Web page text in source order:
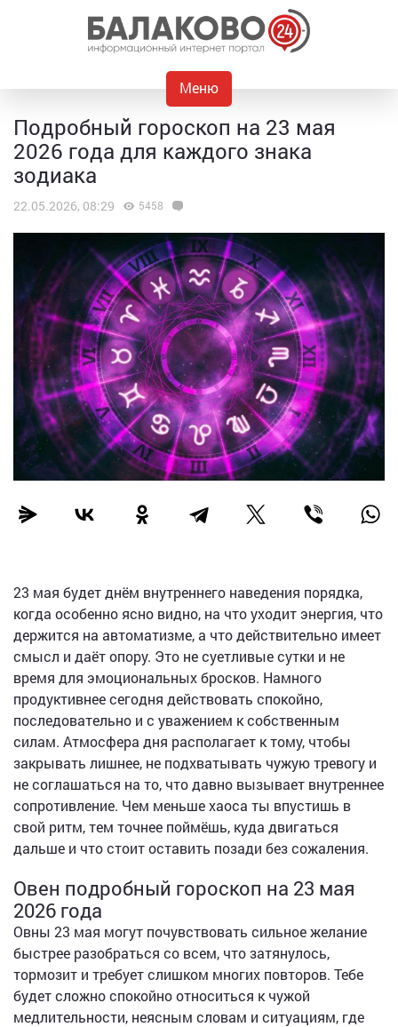
Меню
Подробный гороскоп на 23 мая
2026 года для каждого знака
зодиака
22.05.2026, 08:29 5458
23 мая будет днём внутреннего наведения порядка,
когда особенно ясно видно, на что уходит энергия, что
держится на автоматизме, а что действительно имеет
смысл и даёт опору. Это не суетливые сутки и не
время для эмоциональных бросков. Намного
продуктивнее сегодня действовать спокойно,
последовательно и с уважением к собственным
силам. Атмосфера дня располагает к тому, чтобы
закрывать лишнее, не подхватывать чужую тревогу и
не соглашаться на то, что давно вызывает внутреннее
сопротивление. Чем меньше хаоса ты впустишь в
свой ритм, тем точнее поймёшь, куда двигаться
дальше и что стоит оставить позади без сожаления.
Овен подробный гороскоп на 23 мая
2026 года
Овны 23 мая могут почувствовать сильное желание
быстрее разобраться со всем, что затянулось,
тормозит и требует слишком многих повторов. Тебе
будет сложно спокойно относиться к чужой
медлительности, неясным словам и ситуациям, где